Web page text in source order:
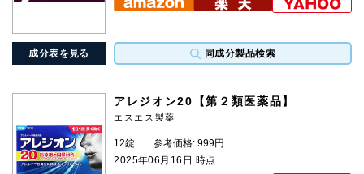
成分表を見る 同成分製品検索
アレジオン20【第２類医薬品】
エスエス製薬
12錠
参考価格: 999円
2025年06月16日 時点